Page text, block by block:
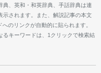
、英和・和英辞典、手話辞典は連
されます。また、解説記事の本文
のリンクが自動的に貼られます。
キーワードは、1クリックで検索結